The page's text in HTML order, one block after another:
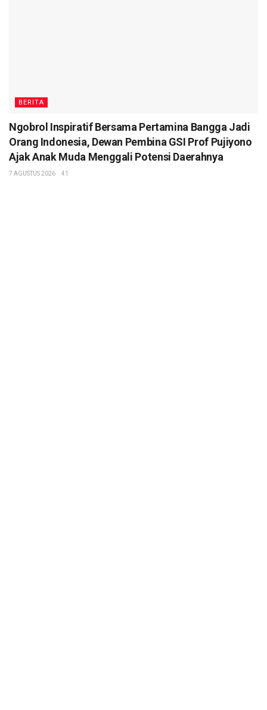
BERITA
Ngobrol Inspiratif Bersama Pertamina Bangga Jadi
Orang Indonesia, Dewan Pembina GSI Prof Pujiyono
Ajak Anak Muda Menggali Potensi Daerahnya
7 AGUSTUS 2026 41